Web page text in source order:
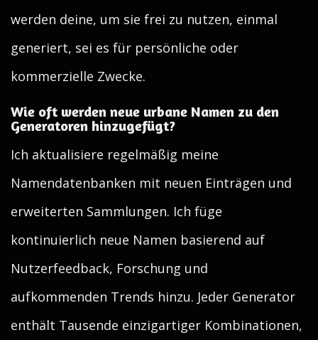
werden deine, um sie frei zu nutzen, einmal
generiert, sei es für persönliche oder
kommerzielle Zwecke.
Wie oft werden neue urbane Namen zu den
Generatoren hinzugefügt?
Ich aktualisiere regelmäßig meine
Namendatenbanken mit neuen Einträgen und
erweiterten Sammlungen. Ich füge
kontinuierlich neue Namen basierend auf
Nutzerfeedback, Forschung und
aufkommenden Trends hinzu. Jeder Generator
enthält Tausende einzigartiger Kombinationen,